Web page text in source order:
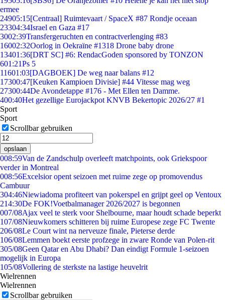
ermee
24905:15[Centraal] Ruimtevaart / SpaceX #87 Rondje oceaan
23304:34Israel en Gaza #17
3002:39Transfergeruchten en contractverlenging #83
16002:32Oorlog in Oekraïne #1318 Drone baby drone
13401:36[DRT SC] #6: RendacGoden sponsored by TONZON
601:21Ps 5
11601:03[DAGBOEK] De weg naar balans #12
17300:47[Keuken Kampioen Divisie] #44 Vitesse mag weg
27300:44De Avondetappe #176 - Met Ellen ten Damme.
400:40Het gezellige Eurojackpot KNVB Bekertopic 2026/27 #1
Sport
Sport
Scrollbar gebruiken
opslaan
008:59Van de Zandschulp overleeft matchpoints, ook Griekspoor
verder in Montreal
008:56Excelsior opent seizoen met ruime zege op promovendus
Cambuur
304:46Niewiadoma profiteert van pokerspel en grijpt geel op Ventoux
214:30De FOK!Voetbalmanager 2026/2027 is begonnen
007/08Ajax veel te sterk voor Shelbourne, maar houdt schade beperkt
107/08Nieuwkomers schitteren bij ruime Europese zege FC Twente
206/08Le Court wint na nerveuze finale, Pieterse derde
106/08Lemmen boekt eerste profzege in zware Ronde van Polen-rit
305/08Geen Qatar en Abu Dhabi? Dan eindigt Formule 1-seizoen
mogelijk in Europa
105/08Vollering de sterkste na lastige heuvelrit
Wielrennen
Wielrennen
Scrollbar gebruiken